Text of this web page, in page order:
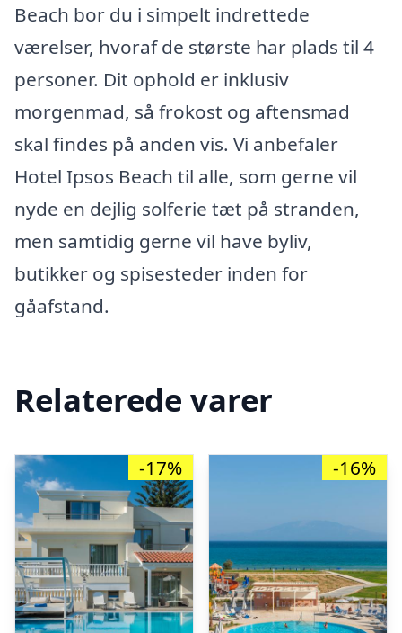
Beach bor du i simpelt indrettede
værelser, hvoraf de største har plads til 4
personer. Dit ophold er inklusiv
morgenmad, så frokost og aftensmad
skal findes på anden vis. Vi anbefaler
Hotel Ipsos Beach til alle, som gerne vil
nyde en dejlig solferie tæt på stranden,
men samtidig gerne vil have byliv,
butikker og spisesteder inden for
gåafstand.
Relaterede varer
-17% -16%